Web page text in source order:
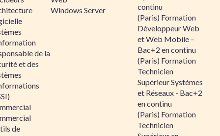
de la
et des
de
Windows Server
continu
(Paris) Formation
Développeur Web
et Web Mobile –
Bac+2 en continu
(Paris) Formation
Technicien
Supérieur Systèmes
et Réseaux - Bac+2
en continu
(Paris) Formation
Technicien